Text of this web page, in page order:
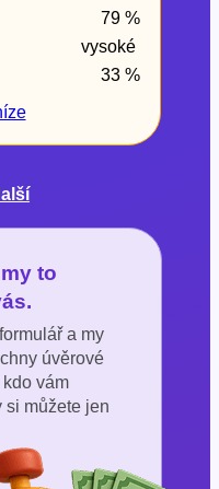
79 %
vysoké
33 %
to
a my
úvěrové
vám
si můžete jen